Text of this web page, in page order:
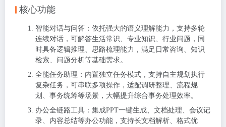
核心功能
智能对话与问答：依托强大的语义理解能力，支持多轮
连续对话，可解答生活常识、专业知识、行业问题，同
时具备逻辑推理、思路梳理能力，满足日常咨询、知识
检索、问题分析等基础需求。
全能任务助理：内置独立任务模式，支持自主规划执行
复杂任务，可串联多项操作，适配调研整理、流程规
划、事务统筹等场景，大幅提升综合事务处理效率。
办公全链路工具：集成PPT一键生成、文档处理、会议记
录、内容总结等办公功能，支持长文档解析、格式优